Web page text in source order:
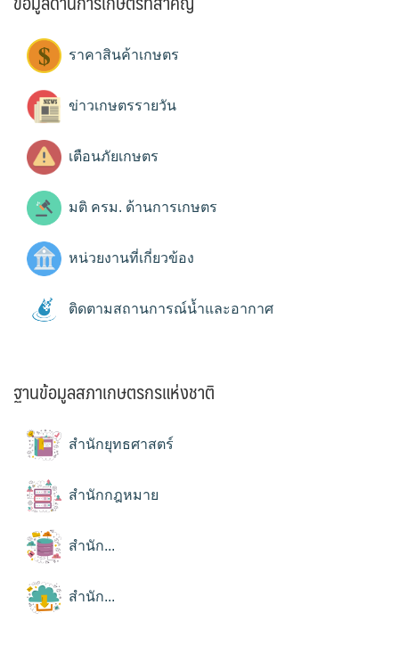
ราคาสินค้าเกษตร
ข่าวเกษตรรายวัน
เตือนภัยเกษตร
มติ ครม. ด้านการเกษตร
หน่วยงานที่เกี่ยวข้อง
ติดตามสถานการณ์น้ำและอากาศ
ฐานข้อมูลสภาเกษตรกรแห่งชาติ
สำนักยุทธศาสตร์
สำนักกฎหมาย
สำนัก...
สำนัก...